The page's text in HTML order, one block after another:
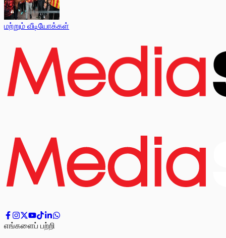
மற்றும் வீடியோக்கள்
எங்களைப் பற்றி